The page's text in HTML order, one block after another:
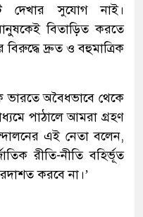
দেখার সুযোগ নাই।
বিতাড়িত করতে
দ্রুত ও বহুমাত্রিক
ভারতে অবৈধভাবে থেকে
পাঠালে আমরা গ্রহণ
এই নেতা বলেন,
রীতি-নীতি বহির্ভূত
করবে না।’